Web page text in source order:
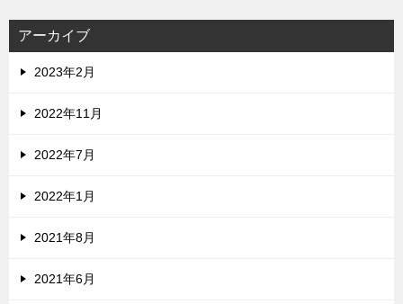
アーカイブ
2023年2月
2022年11月
2022年7月
2022年1月
2021年8月
2021年6月